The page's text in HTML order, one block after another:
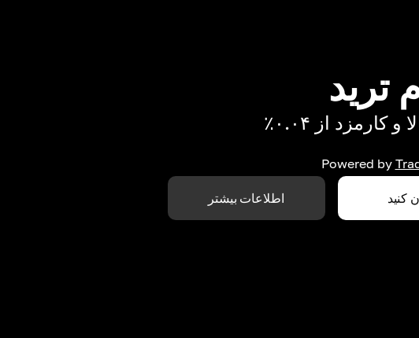
ترید
کارمزد از ۰.۰۴٪
Powered by
کنید اطلاعات بیشتر